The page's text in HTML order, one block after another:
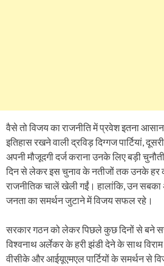
वैसे तो विजय का राजनीति में प्रवेश इतना
इतिहास रखने वाली द्रविड़ दिग्गज पार्टियां,
अपनी मौजूदगी दर्ज कराना उनके लिए बड़ी
दिन से लेकर इस चुनाव के नतीजों तक उनके हर
राजनीतिक चालें खेली गईं। हालांकि, उन
जनता का समर्थन जुटाने में विजय सफल रहे।
सरकार गठन को लेकर पिछले कुछ दिनों से बने
विश्वनाथ अर्लेकर के हरी झंडी देने के साथ
वीसीके और आईयूएमएल पार्टियों के समर्थन से